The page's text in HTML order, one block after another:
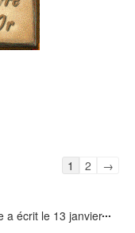
Navigation
liste
1 2
→
a écrit le 13 janvier...